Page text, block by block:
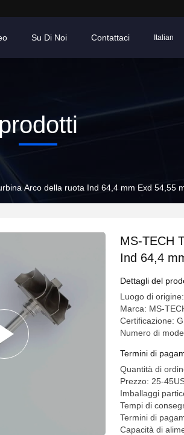
Su Di Noi Contattaci Italian
prodotti
Arco della ruota Ind 64,4 mm Exd 54,55
MS-TECH
Ind 64,4
145,5 mm
Dettagli del
Luogo di
Marca: MS-
Certificazione:
Numero di
Termini di
Quantità di
Prezzo: 25-
Imballaggi
Tempi di
Termini di
Capacità di